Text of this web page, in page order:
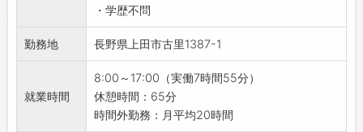
☆----------------------------------------
☆
◆ご不明点はいつでもご相談ください！
即日対応!!フォロー体制もバッチリ
登録はご自宅からお電話で可能です◎
☆----------------------------------------
☆
・NC機械へのデータインプット作業
・加工図面をもとにした見積もり価格および作
業時間の設定
の準備
【スキルアップ◎】
◆これまでの機械加工経験を存分に活かせま
・学歴不問
勤務地 長野県上田市古里1387-1
就業時間
8:00～17:00（実働7時間55分）
休憩時間：65分
時間外勤務：月平均20時間